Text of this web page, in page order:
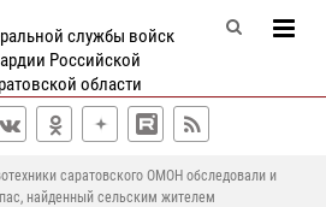
службы войск
Российской
области
саратовского ОМОН обследовали и
найденный сельским жителем